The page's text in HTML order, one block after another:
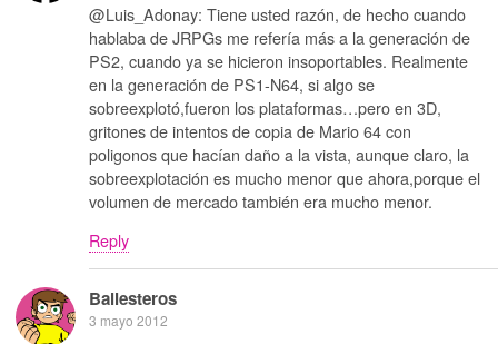
@Luis_Adonay: Tiene usted razón, de hecho cuando
hablaba de JRPGs me refería más a la generación de
PS2, cuando ya se hicieron insoportables. Realmente
en la generación de PS1-N64, si algo se
sobreexplotó,fueron los plataformas…pero en 3D,
gritones de intentos de copia de Mario 64 con
poligonos que hacían daño a la vista, aunque claro, la
sobreexplotación es mucho menor que ahora,porque el
volumen de mercado también era mucho menor.
Reply
Ballesteros
3 mayo 2012